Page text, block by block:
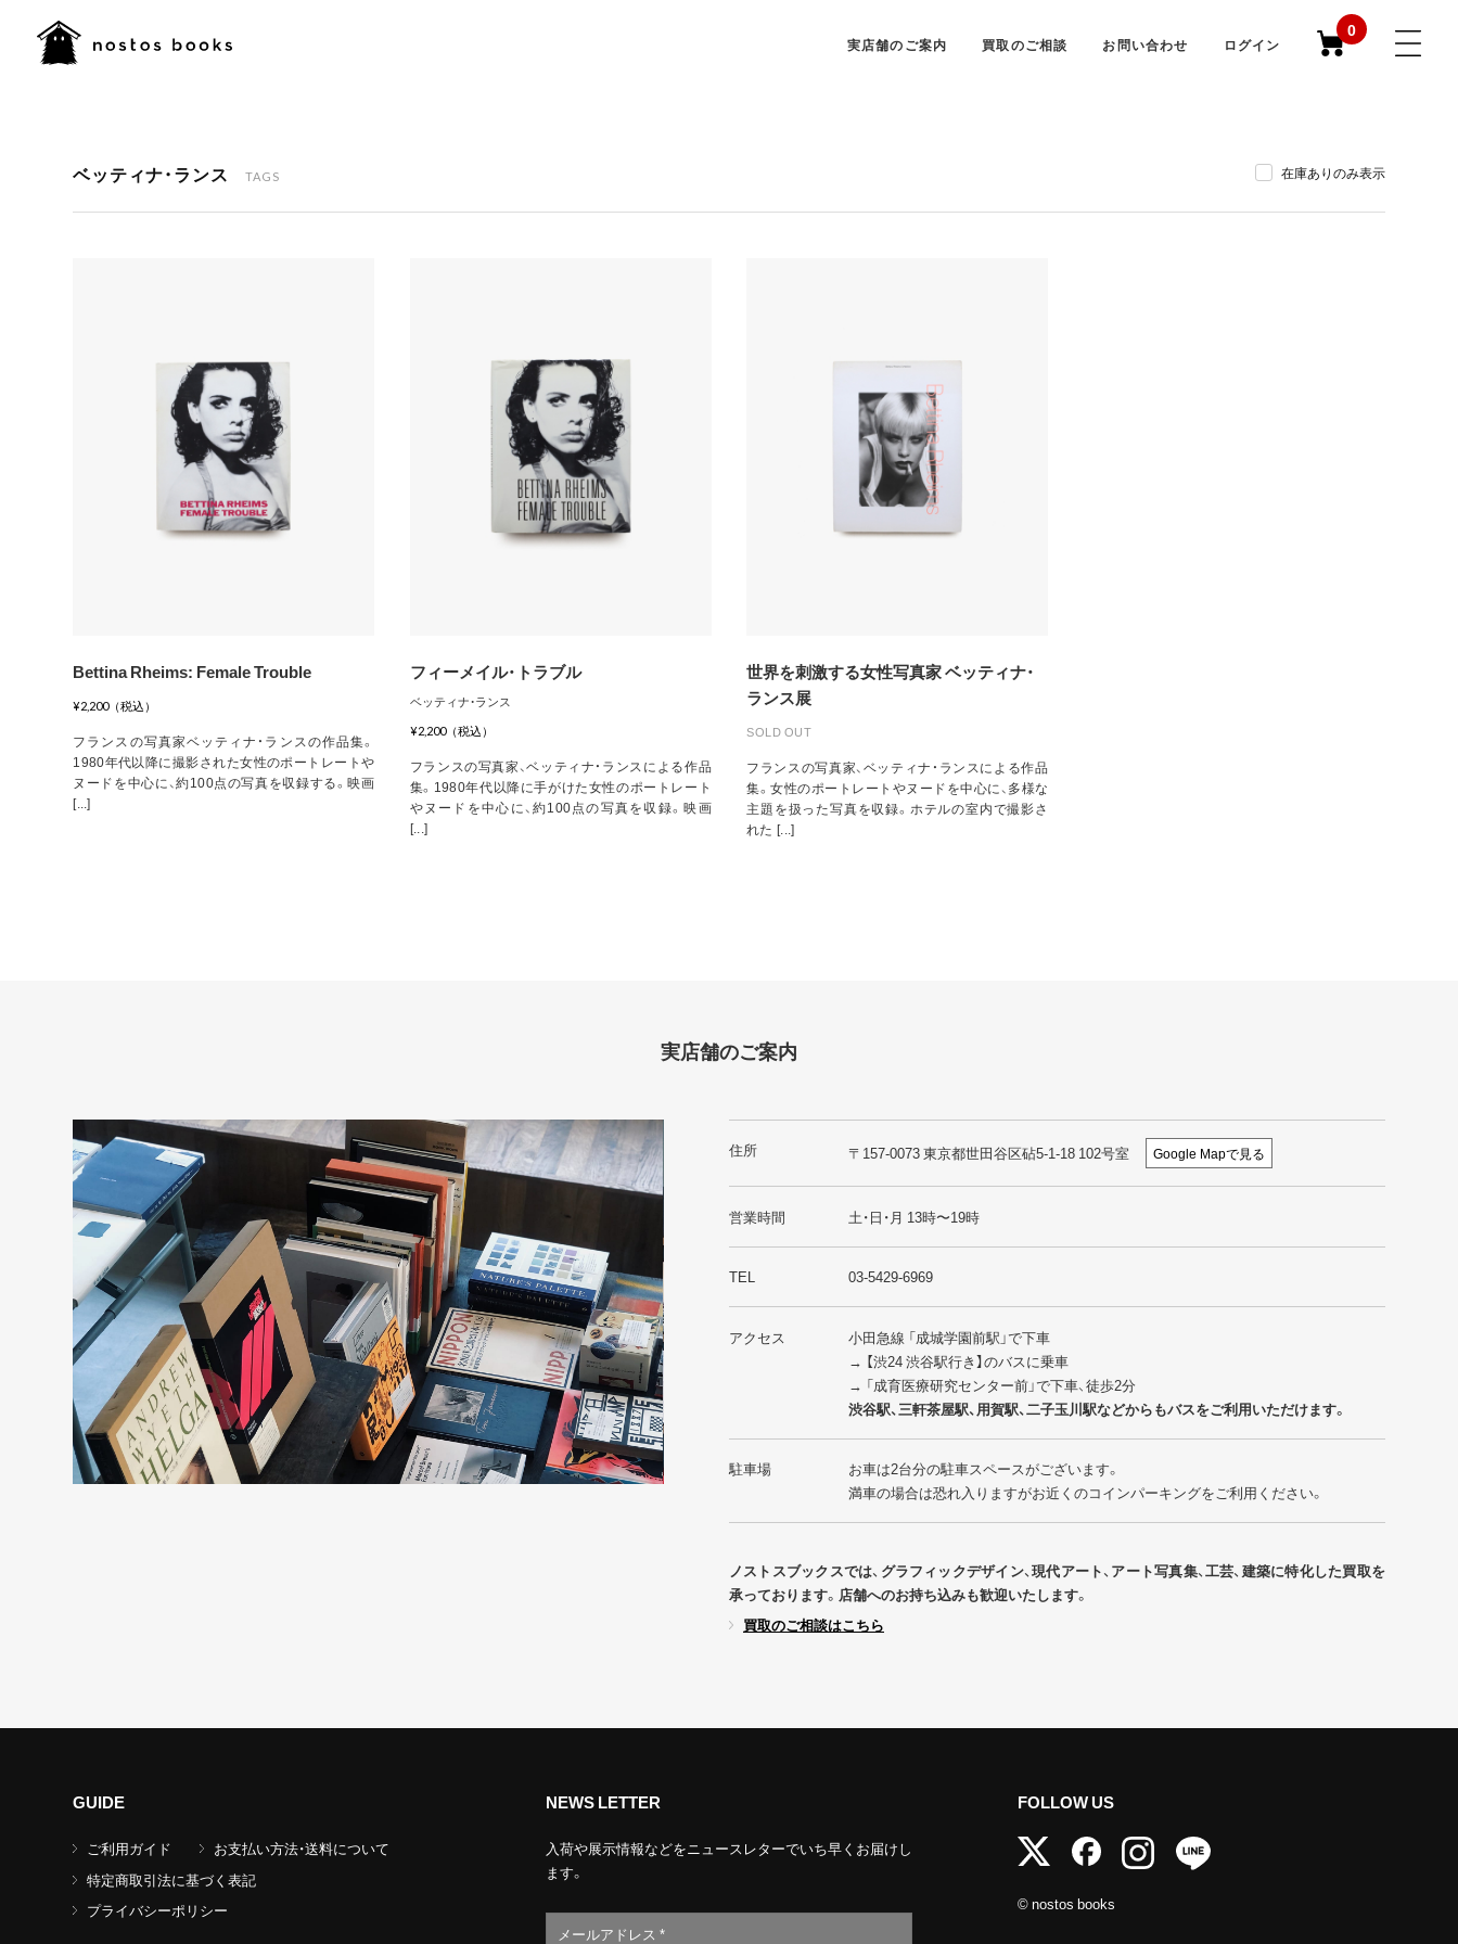
実店舗のご案内 買取のご相談 お問い合わせ ログイン
0
ベッティナ・ランス TAGS 在庫ありのみ表示
Bettina Rheims: Female Trouble
¥2,200（税込）
フランスの写真家ベッティナ・ランスの作品集。
1980年代以降に撮影された女性のポートレートや
ヌードを中心に、約100点の写真を収録する。映画
[...]
フィーメイル・トラブル
ベッティナ・ランス
¥2,200（税込）
フランスの写真家、ベッティナ・ランスによる作品
集。1980年代以降に手がけた女性のポートレート
やヌードを中心に、約100点の写真を収録。映画
[...]
世界を刺激する女性写真家 ベッティナ・
ランス展
SOLD OUT
フランスの写真家、ベッティナ・ランスによる作品
集。女性のポートレートやヌードを中心に、多様な
主題を扱った写真を収録。ホテルの室内で撮影さ
れた [...]
実店舗のご案内
住所 〒157-0073 東京都世田谷区砧5-1-18 102号室 Google Mapで見る
営業時間 土・日・月 13時〜19時
TEL 03-5429-6969
アクセス
小田急線 「成城学園前駅」で下車
→ 【渋24 渋谷駅行き】のバスに乗車
→ 「成育医療研究センター前」で下車、徒歩2分
渋谷駅、三軒茶屋駅、用賀駅、二子玉川駅などからもバスをご利用いただけます。
駐車場
お車は2台分の駐車スペースがございます。
満車の場合は恐れ入りますがお近くのコインパーキングをご利用ください。
ノストスブックスでは、グラフィックデザイン、現代アート、アート写真集、工芸、建築に特化した買取を
承っております。店舗へのお持ち込みも歓迎いたします。
買取のご相談はこちら
GUIDE
ご利用ガイド
お支払い方法・送料について
特定商取引法に基づく表記
プライバシーポリシー
NEWS LETTER
入荷や展示情報などをニュースレターでいち早くお届けし
ます。
FOLLOW US
© nostos books